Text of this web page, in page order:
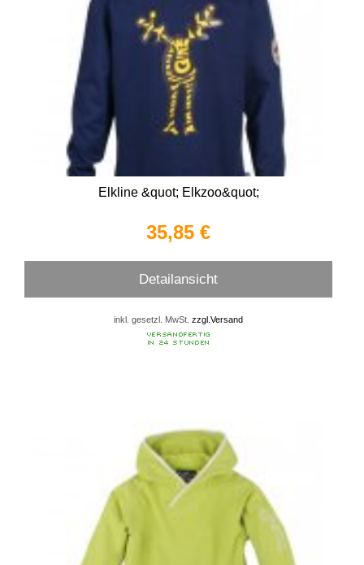
Elkline &quot; Elkzoo&quot;
35,85 €
Detailansicht
inkl. gesetzl. MwSt.zzgl.Versand